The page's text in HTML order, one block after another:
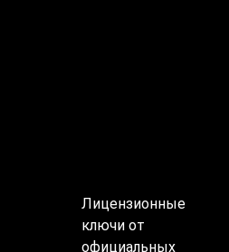
Лицензионные
ключи от
официальных